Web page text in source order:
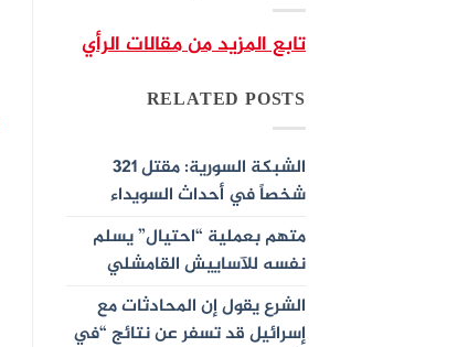
تابع المزيد من مقالات الرأي
RELATED POSTS
الشبكة السورية: مقتل 321
شخصاً في أحداث السويداء
متهم بعملية “احتيال” يسلم
نفسه للآساييش القامشلي
الشرع يقول إن المحادثات مع
إسرائيل قد تسفر عن نتائج “في